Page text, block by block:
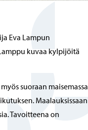
Eva Lampun
kuvaa kylpijöitä
suoraan maisemassa
Maalauksissaan
Tavoitteena on